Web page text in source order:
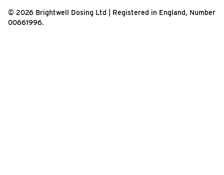
© 2026 Brightwell Dosing Ltd | Registered in England, Number
00661996.